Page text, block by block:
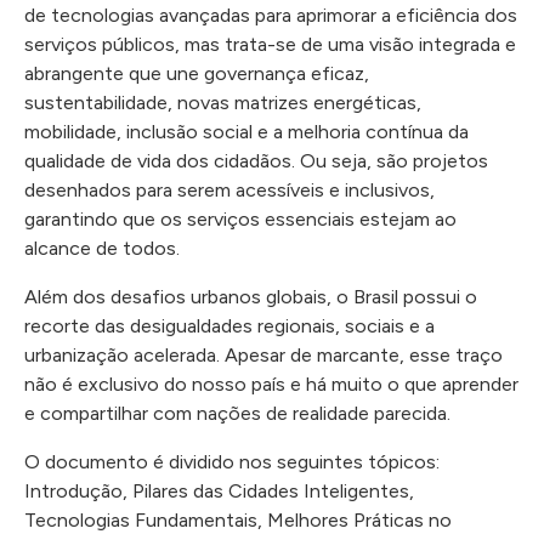
de tecnologias avançadas para aprimorar a eficiência dos
serviços públicos, mas trata-se de uma visão integrada e
abrangente que une governança eficaz,
sustentabilidade, novas matrizes energéticas,
mobilidade, inclusão social e a melhoria contínua da
qualidade de vida dos cidadãos. Ou seja, são projetos
desenhados para serem acessíveis e inclusivos,
garantindo que os serviços essenciais estejam ao
alcance de todos.
Além dos desafios urbanos globais, o Brasil possui o
recorte das desigualdades regionais, sociais e a
urbanização acelerada. Apesar de marcante, esse traço
não é exclusivo do nosso país e há muito o que aprender
e compartilhar com nações de realidade parecida.
O documento é dividido nos seguintes tópicos:
Introdução, Pilares das Cidades Inteligentes,
Tecnologias Fundamentais, Melhores Práticas no